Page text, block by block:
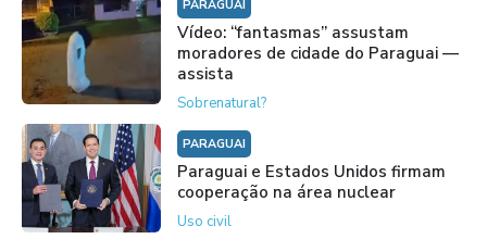
PARAGUAI
Vídeo: “fantasmas” assustam
moradores de cidade do Paraguai —
assista
Sobrenatural?
PARAGUAI
Paraguai e Estados Unidos firmam
cooperação na área nuclear
Uso civil